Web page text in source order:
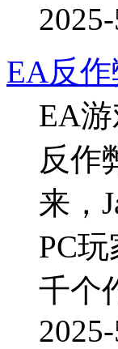
EA反
EA
反作
来，
PC
千个